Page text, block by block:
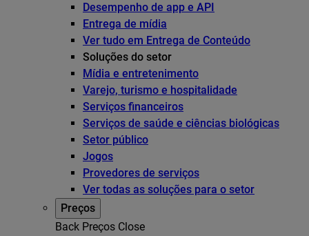
Desempenho de app e API
Entrega de mídia
Ver tudo em Entrega de Conteúdo
Soluções do setor
Mídia e entretenimento
Varejo, turismo e hospitalidade
Serviços financeiros
Serviços de saúde e ciências biológicas
Setor público
Jogos
Provedores de serviços
Ver todas as soluções para o setor
Preços
Back Preços Close